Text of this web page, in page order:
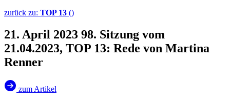
zurück zu: TOP 13 ()
21. April 2023 98. Sitzung vom
21.04.2023, TOP 13: Rede von Martina
Renner
zum Artikel